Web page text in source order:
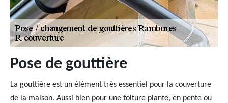
Pose de gouttière
La gouttière est un élément très essentiel pour la couverture
de la maison. Aussi bien pour une toiture plante, en pente ou